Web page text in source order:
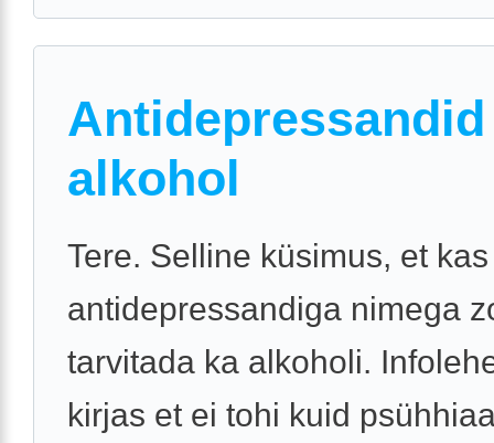
alkohol
Tere. Selline küsimus, et
antidepressandiga nimega
tarvitada ka alkoholi.
kirjas et ei tohi kuid